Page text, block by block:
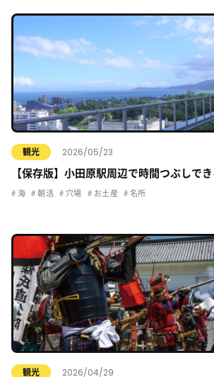
観光 2026/05/23
【保存版】小田原駅周辺で時間つぶしで
海 朝活 穴場 お土産 名所
観光 2026/04/29